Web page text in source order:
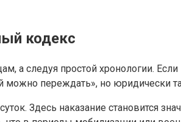
кодекс
а следуя простой хронологии.
можно переждать», но юридически
Здесь наказание становится